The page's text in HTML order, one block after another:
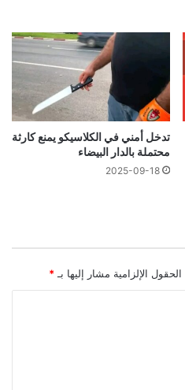
تدخل أمني في الكلاسيكو يمنع كارثة
محتملة بالدار البيضاء
2025-09-18
الحقول الإلزامية مشار إليها بـ *